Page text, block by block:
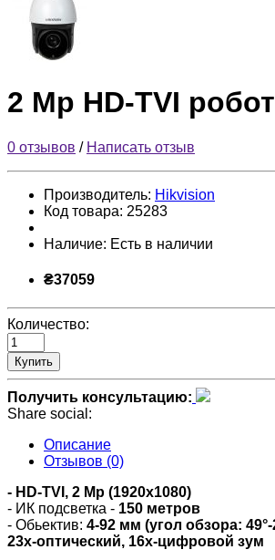
2 Mp HD-TVI
0 отзывов / Написать отзыв
Производитель: Hikvision
Код товара: 25283
Наличие: Есть в наличии
₴37059
Количество:
Купить
Получить консультацию:
Share social:
Описание
Отзывов (0)
- HD-TVI, 2 Mp (1920x1080)
- ИК подсветка - 150 метров
- Обьектив: 4-92 мм (угол обзора: 49°-
23x-оптический, 16x-цифровой зум